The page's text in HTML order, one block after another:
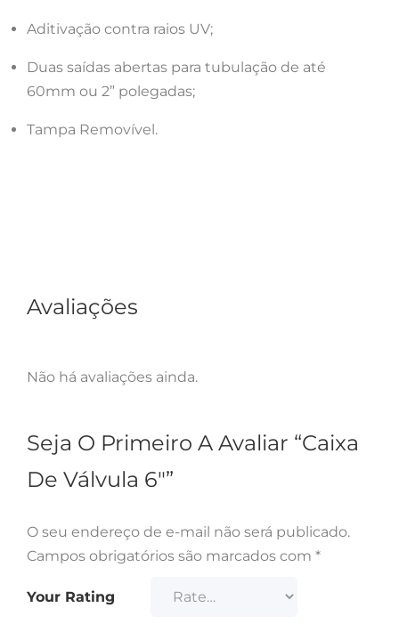
Aditivação contra raios UV;
Duas saídas abertas para tubulação de até
60mm ou 2” polegadas;
Tampa Removível.
Avaliações
Não há avaliações ainda.
Seja O Primeiro A Avaliar “Caixa
De Válvula 6″”
O seu endereço de e-mail não será publicado.
Campos obrigatórios são marcados com *
Your Rating